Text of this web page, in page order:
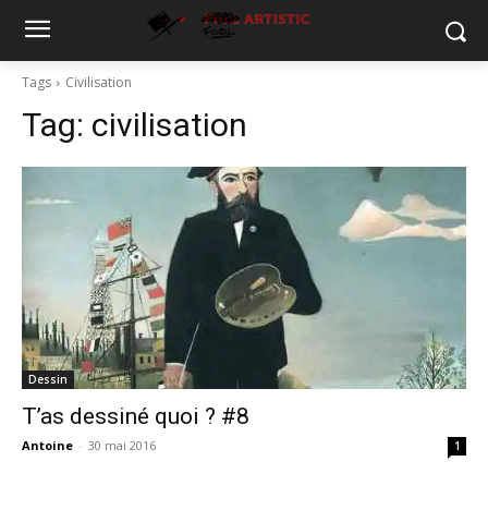
Tags Civilisation
Tag: civilisation
Dessin
T’as dessiné quoi ? #8
Antoine - 30 mai 2016 1